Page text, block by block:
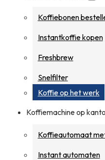
Koffiebonen
Instantkoffie kopen
Freshbrew
Snelfilter
Koffie op het werk
Koffiemachine op
Koffieautomaat
Instant automaten